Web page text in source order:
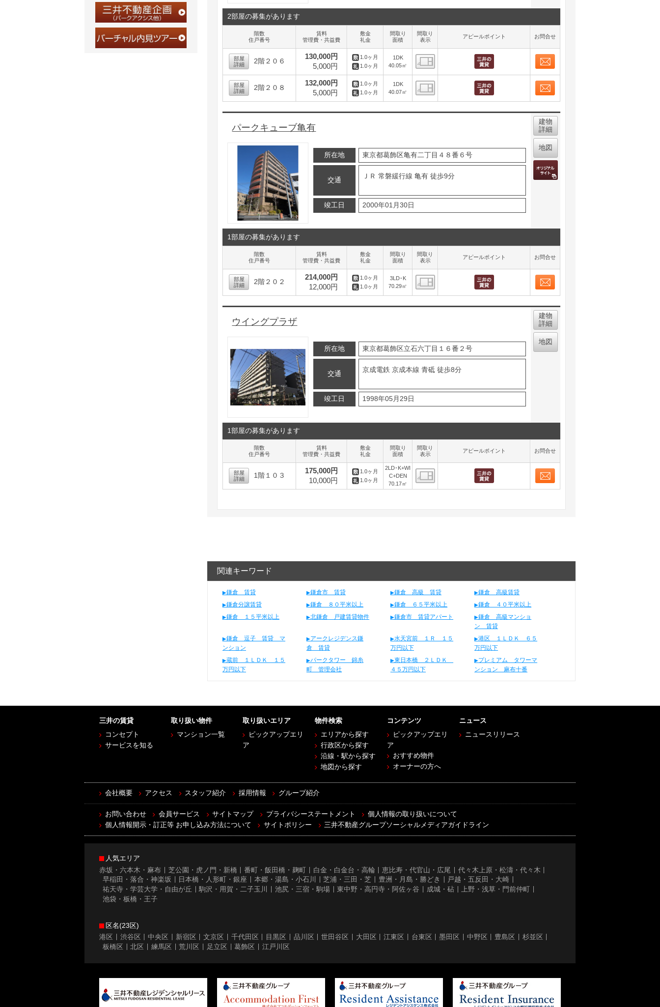
2部屋の募集があります
階数
住戸番号
賃料
管理費・共益費
敷金
礼金
間取り
面積
間取り
表示
アピールポイント お問合せ
部屋
詳細
2階２０６
130,000円
5,000円
1.0ヶ月
1.0ヶ月
1DK
40.05㎡
間取り表示
部屋
詳細
2階２０８
132,000円
5,000円
1.0ヶ月
1.0ヶ月
1DK
40.07㎡
間取り表示
パークキューブ亀有
所在地 東京都葛飾区亀有二丁目４８番６号
交通
ＪＲ 常磐緩行線 亀有 徒歩9分
竣工日 2000年01月30日
建物
詳細
地図
1部屋の募集があります
階数
住戸番号
賃料
管理費・共益費
敷金
礼金
間取り
面積
間取り
表示
アピールポイント お問合せ
部屋
詳細
2階２０２
214,000円
12,000円
1.0ヶ月
1.0ヶ月
3LD･K
70.29㎡
間取り表示
ウイングプラザ
所在地 東京都葛飾区立石六丁目１６番２号
交通
京成電鉄 京成本線 青砥 徒歩8分
竣工日 1998年05月29日
建物
詳細
地図
1部屋の募集があります
階数
住戸番号
賃料
管理費・共益費
敷金
礼金
間取り
面積
間取り
表示
アピールポイント お問合せ
部屋
詳細
1階１０３
175,000円
10,000円
1.0ヶ月
1.0ヶ月
2LD･K+WI
C+DEN
70.17㎡
間取り表示
関連キーワード
鎌倉 賃貸 鎌倉市 賃貸 鎌倉 高級 賃貸
鎌倉 高級賃貸
鎌倉分譲賃貸
鎌倉 ８０平米以上 鎌倉 ６５平米以上
鎌倉 ４０平米以上
鎌倉 １５平米以上
北鎌倉 戸建賃貸物件 鎌倉市 賃貸アパート
鎌倉 高級マンショ
ン 賃貸
鎌倉 逗子 賃貸 マ
ンション
アークレジデンス鎌
倉 賃貸
水天宮前 １Ｒ １５
万円以下
港区 １ＬＤＫ ６５
万円以下
蔵前 １ＬＤＫ １５
万円以下
パークタワー 錦糸
町 管理会社
東日本橋 ２ＬＤＫ
４５万円以下
プレミアム タワーマ
ンション 麻布十番
三井の賃貸
コンセプト
サービスを知る
取り扱い物件
マンション一覧
取り扱いエリア
ピックアップエリ
ア
物件検索
エリアから探す
行政区から探す
沿線・駅から探す
地図から探す
コンテンツ
ピックアップエリ
ア
おすすめ物件
オーナーの方へ
ニュース
ニュースリリース
会社概要 アクセス スタッフ紹介 採用情報 グループ紹介
お問い合わせ 会員サービス サイトマップ プライバシーステートメント
個人情報の取り扱いについて
個人情報開示・訂正等 お申し込み方法について
サイトポリシー 三井不動産グループソーシャルメディアガイドライン
人気エリア
赤坂・六本木・麻布
芝公園・虎ノ門・新橋 番町・飯田橋・麹町 白金・白金台・高輪 恵比寿・代官山・広尾
代々木上原・松濤・代々木
早稲田・落合・神楽坂
日本橋・人形町・銀座 本郷・湯島・小石川 芝浦・三田・芝 豊洲・月島・勝どき
戸越・五反田・大崎
祐天寺・学芸大学・自由が丘
駒沢・用賀・二子玉川 池尻・三宿・駒場 東中野・高円寺・阿佐ヶ谷 成城・砧
上野・浅草・門前仲町
池袋・板橋・王子
区名(23区)
港区
渋谷区 中央区 新宿区 文京区 千代田区 目黒区 品川区 世田谷区 大田区 江東区 台東区 墨田区 中野区 豊島区
杉並区
板橋区
北区 練馬区 荒川区 足立区 葛飾区 江戸川区